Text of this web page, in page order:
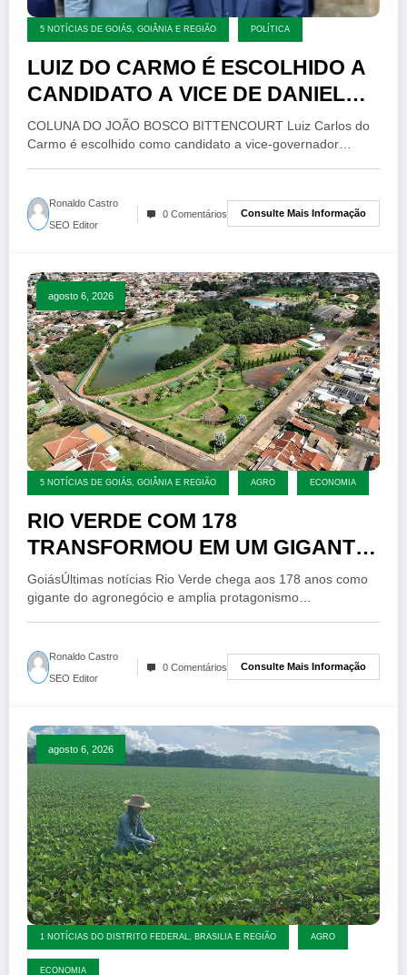
5 NOTÍCIAS DE GOIÁS, GOIÂNIA E REGIÃO POLÍTICA
LUIZ DO CARMO É ESCOLHIDO A
CANDIDATO A VICE DE DANIEL
VILELA
COLUNA DO JOÃO BOSCO BITTENCOURT Luiz Carlos do
Carmo é escolhido como candidato a vice-governador…
Ronaldo Castro
SEO Editor
0 Comentários Consulte Mais Informação
agosto 6, 2026
5 NOTÍCIAS DE GOIÁS, GOIÂNIA E REGIÃO AGRO ECONOMIA
RIO VERDE COM 178
TRANSFORMOU EM UM GIGANTE
DO AGRO NO BRASIL
GoiásÚltimas notícias Rio Verde chega aos 178 anos como
gigante do agronegócio e amplia protagonismo…
Ronaldo Castro
SEO Editor
0 Comentários Consulte Mais Informação
agosto 6, 2026
1 NOTÍCIAS DO DISTRITO FEDERAL, BRASILIA E REGIÃO AGRO
ECONOMIA